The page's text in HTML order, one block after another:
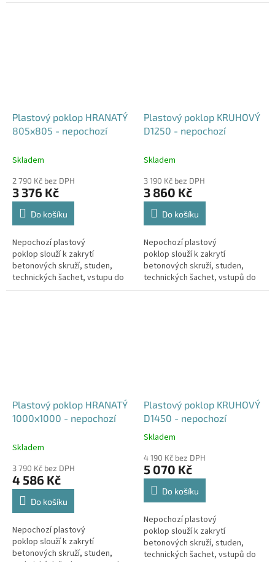
Plastový poklop HRANATÝ
805x805 - nepochozí
Skladem
2 790 Kč bez DPH
3 376 Kč
Do košíku
Nepochozí plastový
poklop slouží k zakrytí
betonových skruží, studen,
technických šachet, vstupu do
sklepa, nádrží, jímek, septiků
Plastový poklop KRUHOVÝ
D1250 - nepochozí
Skladem
3 190 Kč bez DPH
3 860 Kč
Do košíku
Nepochozí plastový
poklop slouží k zakrytí
betonových skruží, studen,
technických šachet, vstupů do
sklepa, nádrží, jímek, septiků
Plastový poklop HRANATÝ
1000x1000 - nepochozí
Skladem
3 790 Kč bez DPH
4 586 Kč
Do košíku
Nepochozí plastový
poklop slouží k zakrytí
betonových skruží, studen,
Plastový poklop KRUHOVÝ
D1450 - nepochozí
Průměrné
produktu
je
4,0
hvězdiček.
Skladem
4 190 Kč bez DPH
5 070 Kč
Do košíku
Nepochozí plastový
poklop slouží k zakrytí
betonových skruží, studen,
technických šachet, vstupů do